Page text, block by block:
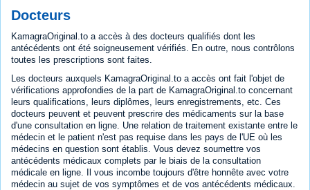
Docteurs
KamagraOriginal.to a accès à des docteurs qualifiés dont les
antécédents ont été soigneusement vérifiés. En outre, nous contrôlons
toutes les prescriptions sont faites.
Les docteurs auxquels KamagraOriginal.to a accès ont fait l'objet de
vérifications approfondies de la part de KamagraOriginal.to concernant
leurs qualifications, leurs diplômes, leurs enregistrements, etc. Ces
docteurs peuvent et peuvent prescrire des médicaments sur la base
d'une consultation en ligne. Une relation de traitement existante entre le
médecin et le patient n'est pas requise dans les pays de l'UE où les
médecins en question sont établis. Vous devez soumettre vos
antécédents médicaux complets par le biais de la consultation
médicale en ligne. Il vous incombe toujours d'être honnête avec votre
médecin au sujet de vos symptômes et de vos antécédents médicaux.